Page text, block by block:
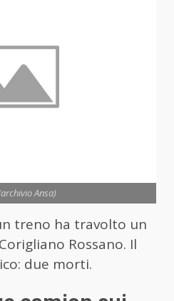
Ansa)
treno ha travolto un
Rossano. Il
due morti.